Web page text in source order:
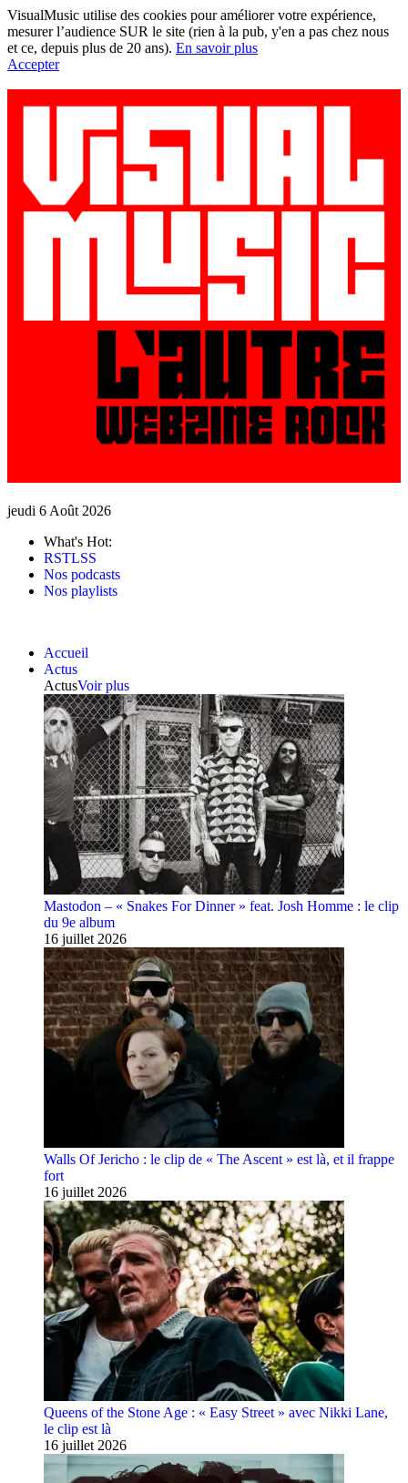
VisualMusic utilise des cookies pour améliorer votre expérience,
mesurer l’audience SUR le site (rien à la pub, y'en a pas chez nous
et ce, depuis plus de 20 ans). En savoir plus
Accepter
jeudi 6 Août 2026
What's Hot:
RSTLSS
Nos podcasts
Nos playlists
Accueil
Actus
ActusVoir plus
Mastodon – « Snakes For Dinner » feat. Josh Homme : le clip
du 9e album
16 juillet 2026
Walls Of Jericho : le clip de « The Ascent » est là, et il frappe
fort
16 juillet 2026
Queens of the Stone Age : « Easy Street » avec Nikki Lane,
le clip est là
16 juillet 2026